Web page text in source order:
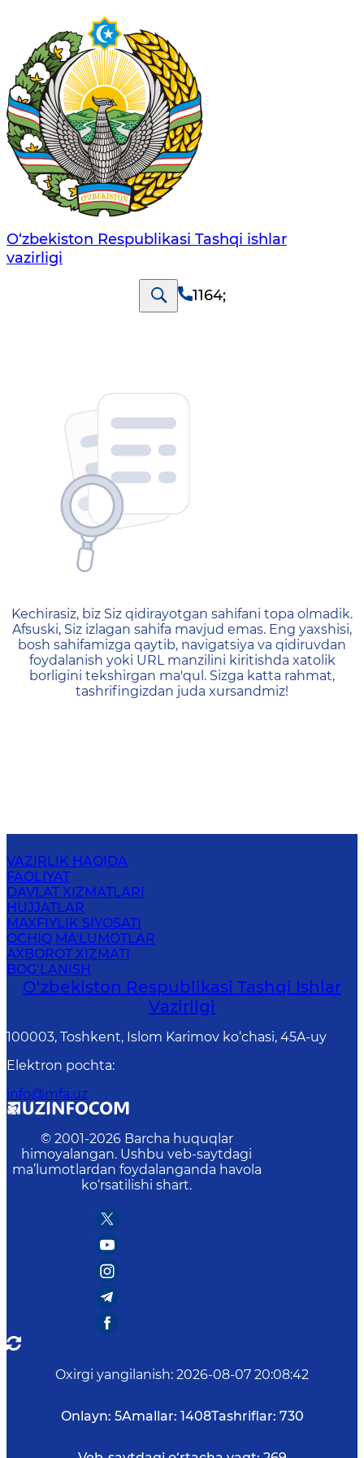
O‘zbеkistоn Rеspublikаsi Tashqi ishlаr
vаzirligi
1164;
404 — Страница не
Kechirasiz, biz Siz qidirayotgan sahifani topa olmadik.
Afsuski, Siz izlagan sahifa mavjud emas. Eng yaxshisi,
bosh sahifamizga qaytib, navigatsiya va qidiruvdan
foydalanish yoki URL manzilini kiritishda xatolik
borligini tekshirgan ma'qul. Sizga katta rahmat,
tashrifingizdan juda xursandmiz!
VAZIRLIK HAQIDA
FAOLIYAT
DAVLAT XIZMATLARI
HUJJATLAR
MAXFIYLIK SIYOSATI
OCHIQ MA'LUMOTLAR
AXBOROT XIZMATI
BOG‘LANISH
O‘zbеkistоn Rеspublikаsi Tashqi Ishlаr
Vаzirligi
100003, Toshkent, Islom Karimov ko‘chasi, 45A-uy
Elektron pochta:
info@mfa.uz
© 2001-2026 Barcha huquqlar
himoyalangan. Ushbu veb-saytdagi
ma’lumotlardan foydalanganda havola
ko‘rsatilishi shart.
Oxirgi yangilanish: 2026-08-07 20:08:42
Onlayn: 5Amallar: 1408Tashriflar: 730